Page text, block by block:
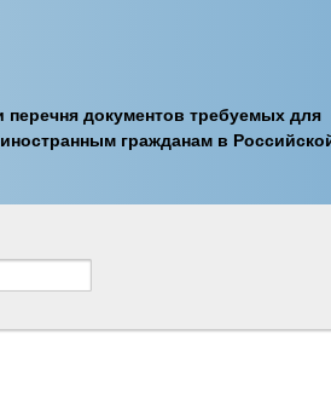
документов требуемых для
гражданам в